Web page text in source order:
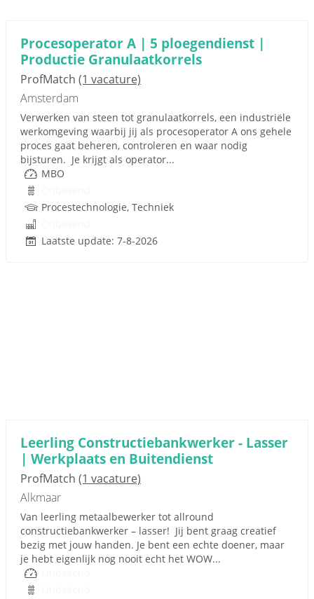
Procesoperator A | 5 ploegendienst |
Productie Granulaatkorrels
ProfMatch (1 vacature)
Amsterdam
Verwerken van steen tot granulaatkorrels, een industriële
werkomgeving waarbij jij als procesoperator A ons gehele
proces gaat beheren, controleren en waar nodig
bijsturen. Je krijgt als operator...
MBO
Procestechnologie, Techniek
Laatste update: 7-8-2026
Leerling Constructiebankwerker - Lasser
| Werkplaats en Buitendienst
ProfMatch (1 vacature)
Alkmaar
Van leerling metaalbewerker tot allround
constructiebankwerker – lasser! Jij bent graag creatief
bezig met jouw handen. Je bent een echte doener, maar
je hebt eigenlijk nog nooit echt het WOW...